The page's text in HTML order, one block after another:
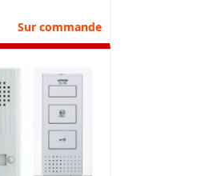
Sur commande